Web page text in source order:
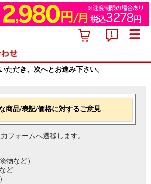
ただき、次へとお進み下さい。
商品/表記/価格に対するご意見
力フォームへ遷移します。
物など）
ど